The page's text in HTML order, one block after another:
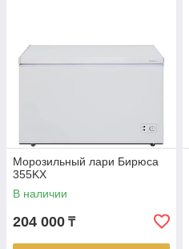
Морозильный лари Бирюса
355KX
В наличии
204 000 ₸